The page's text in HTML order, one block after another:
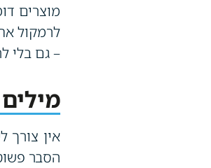
מוצרים
– גם בלי
אין צורך
הסבר